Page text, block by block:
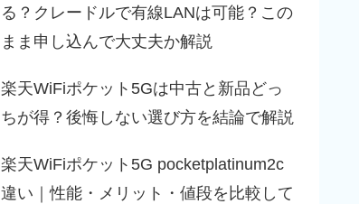
る？クレードルで有線LANは可能？この
まま申し込んで大丈夫か解説
楽天WiFiポケット5Gは中古と新品どっ
ちが得？後悔しない選び方を結論で解説
楽天WiFiポケット5G pocketplatinum2c
違い｜性能・メリット・値段を比較して